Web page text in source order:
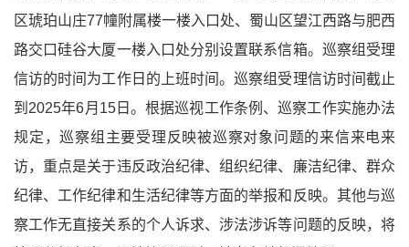
区琥珀山庄77幢附属楼一楼入口处、蜀山区望江西路与肥西
路交口硅谷大厦一楼入口处分别设置联系信箱。巡察组受理
信访的时间为工作日的上班时间。巡察组受理信访时间截止
到2025年6月15日。根据巡视工作条例、巡察工作实施办法
规定，巡察组主要受理反映被巡察对象问题的来信来电来
访，重点是关于违反政治纪律、组织纪律、廉洁纪律、群众
纪律、工作纪律和生活纪律等方面的举报和反映。其他与巡
察工作无直接关系的个人诉求、涉法涉诉等问题的反映，将